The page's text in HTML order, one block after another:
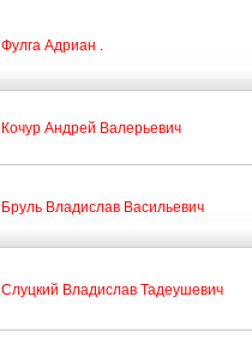
Фулга Адриан .
Кочур Андрей Валерьевич
Бруль Владислав Васильевич
Слуцкий Владислав Тадеушевич